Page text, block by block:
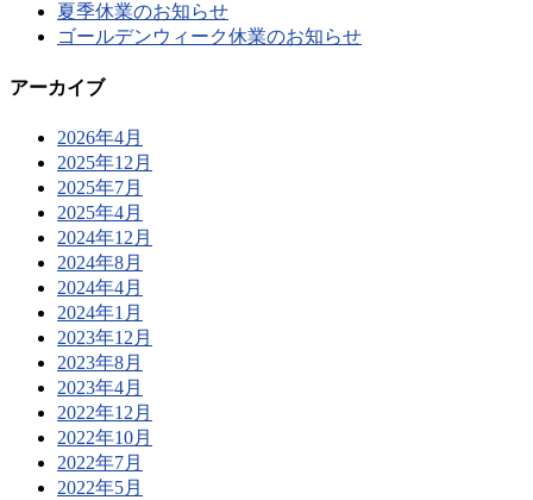
夏季休業のお知らせ
ゴールデンウィーク休業のお知らせ
アーカイブ
2026年4月
2025年12月
2025年7月
2025年4月
2024年12月
2024年8月
2024年4月
2024年1月
2023年12月
2023年8月
2023年4月
2022年12月
2022年10月
2022年7月
2022年5月